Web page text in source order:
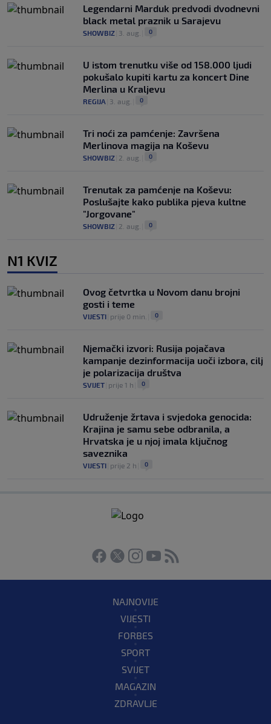
Legendarni Marduk predvodi dvodnevni
black metal praznik u Sarajevu
SHOWBIZ 3. aug. 0
U istom trenutku više od 158.000 ljudi
pokušalo kupiti kartu za koncert Dine
Merlina u Kraljevu
REGIJA 3. aug. 0
Tri noći za pamćenje: Završena
Merlinova magija na Koševu
SHOWBIZ 2. aug. 0
Trenutak za pamćenje na Koševu:
Poslušajte kako publika pjeva kultne
"Jorgovane"
SHOWBIZ 2. aug. 0
N1 KVIZ
Ovog četvrtka u Novom danu brojni
gosti i teme
VIJESTI prije 0 min. 0
Njemački izvori: Rusija pojačava
kampanje dezinformacija uoči izbora, cilj
je polarizacija društva
SVIJET prije 1 h 0
Udruženje žrtava i svjedoka genocida:
Krajina je samu sebe odbranila, a
Hrvatska je u njoj imala ključnog
saveznika
VIJESTI prije 2 h 0
NAJNOVIJE
VIJESTI
FORBES
SPORT
SVIJET
MAGAZIN
ZDRAVLJE